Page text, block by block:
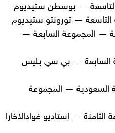
— بوسطن ستيديوم
— تورونتو ستيديوم
— المجموعة السابعة —
السابعة — بي سي بليس
السعودية — المجموعة
— إستاديو غوادالاخارا